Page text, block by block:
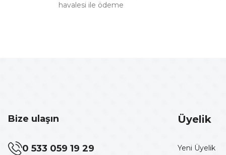
havalesi ile ödeme
Bize ulaşın
0 533 059 19 29
Üyelik
Yeni Üyelik